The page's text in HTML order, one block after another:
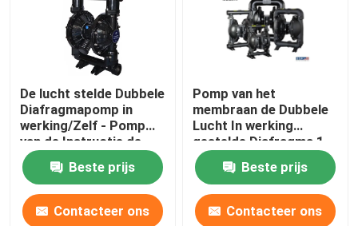
De lucht stelde Dubbele
Diafragmapomp in
werking/Zelf - Pomp
van de Instructie de
Positieve Verplaatsing
Beste prijs
Contacteer ons
Pomp van het
membraan de Dubbele
Lucht In werking
gestelde Diafragma 1
Duim niet Lekkage voor
Petrochemische
Industrie
Beste prijs
Contacteer ons